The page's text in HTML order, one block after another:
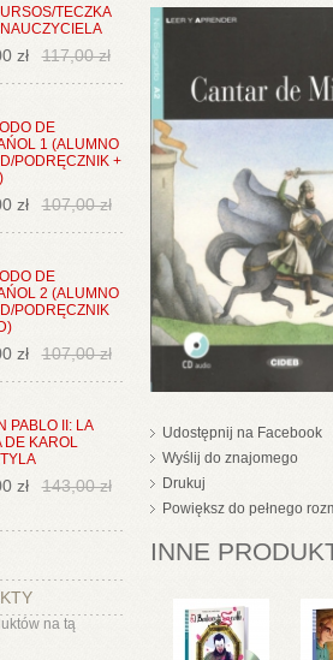
TECZKA
zł 117,00 zł
DE
1 (ALUMNO
PODRĘCZNIK +
zł 107,00 zł
DE
2 (ALUMNO
PODRĘCZNIK
zł 107,00 zł
PABLO II: LA
DE KAROL
zł 143,00 zł
na tą
Udostępnij na Facebook
Wyślij do znajomego
Drukuj
Powiększ do pełnego
INNE